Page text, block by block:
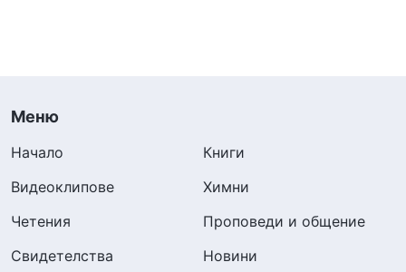
Меню
Начало
Книги
Видеоклипове
Химни
Четения
Проповеди и общение
Свидетелства
Новини